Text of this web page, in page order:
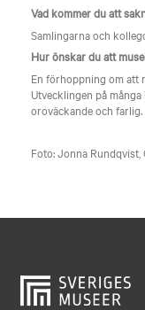
Vad kommer du att
Samlingarna och
Hur önskar du att
En förhoppning om att
Utvecklingen på
oroväckande och farlig.
Foto: Jonna Rundqvist,